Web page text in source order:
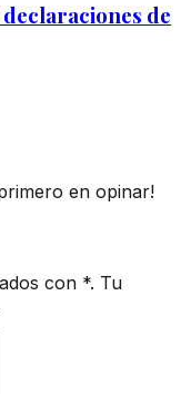
de
en opinar!
con *. Tu